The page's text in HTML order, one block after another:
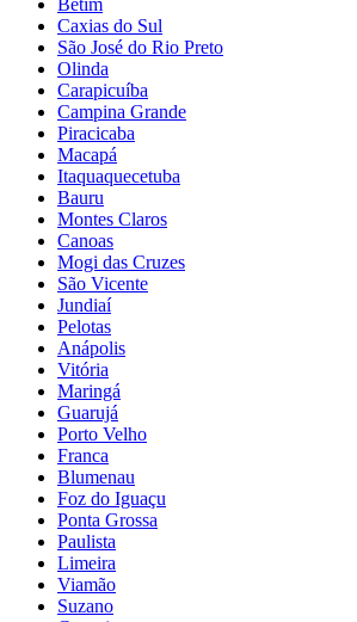
Betim
Caxias do Sul
São José do Rio Preto
Olinda
Carapicuíba
Campina Grande
Piracicaba
Macapá
Itaquaquecetuba
Bauru
Montes Claros
Canoas
Mogi das Cruzes
São Vicente
Jundiaí
Pelotas
Anápolis
Vitória
Maringá
Guarujá
Porto Velho
Franca
Blumenau
Foz do Iguaçu
Ponta Grossa
Paulista
Limeira
Viamão
Suzano